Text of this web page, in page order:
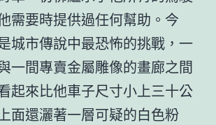
需要時提供過任何幫助。今
城市傳說中最恐怖的挑戰，一
一間專賣金屬雕像的畫廊之間
起來比他車子尺寸小上三十公
面還灑著一層可疑的白色粉